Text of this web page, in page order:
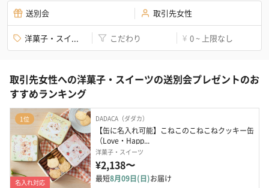
送別会 取引先女性
洋菓子・スイ... こだわり ¥ 0 ~ 上限なし
取引先女性への洋菓子・スイーツの送別会プレゼントのお
すすめランキング
1位
名入れ対応
DADACA（ダダカ）
【缶に名入れ可能】こねこのこねこねクッキー缶
（Love・Happ...
洋菓子・スイーツ
¥2,138〜
最短8月09日(日)お届け